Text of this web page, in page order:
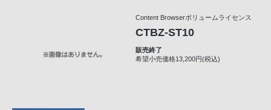
Content Browserボリュームライセンス
CTBZ-ST10
販売終了
希望小売価格13,200円(税込)